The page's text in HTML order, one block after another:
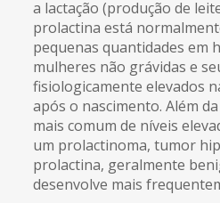
a lactação (produção de
prolactina está
pequenas quantidades em
mulheres não grávidas e
fisiologicamente elevados
após o nascimento. Além
mais comum de níveis
um prolactinoma, tumor
prolactina, geralmente
desenvolve mais